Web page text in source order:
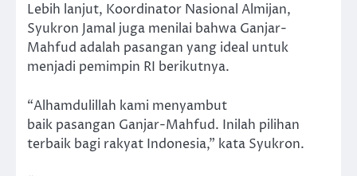
Lebih lanjut, Koordinator Nasional Almijan,
Syukron Jamal juga menilai bahwa Ganjar-
Mahfud adalah pasangan yang ideal untuk
menjadi pemimpin RI berikutnya.
“Alhamdulillah kami menyambut
baik pasangan Ganjar-Mahfud. Inilah pilihan
terbaik bagi rakyat Indonesia,” kata Syukron.